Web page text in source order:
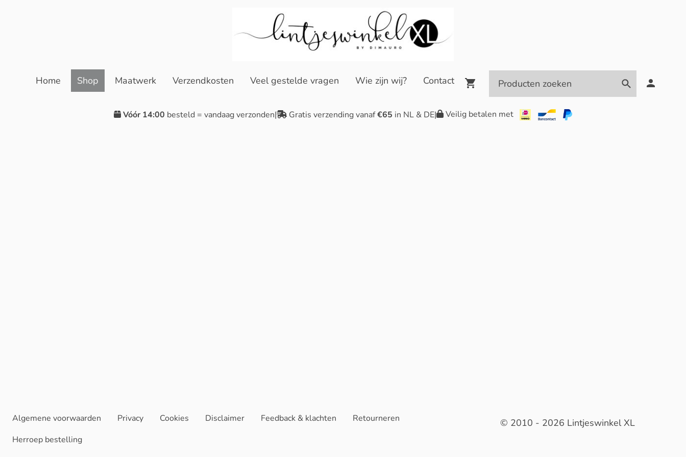
Home Shop Maatwerk Verzendkosten Veel gestelde vragen Wie zijn wij? Contact
Vóór 14:00 besteld = vandaag verzonden| Gratis verzending vanaf€65 in NL & DE| Veilig betalen met
Algemene voorwaarden Privacy Cookies Disclaimer Feedback & klachten
Retourneren
Herroep bestelling
© 2010 - 2026 Lintjeswinkel XL